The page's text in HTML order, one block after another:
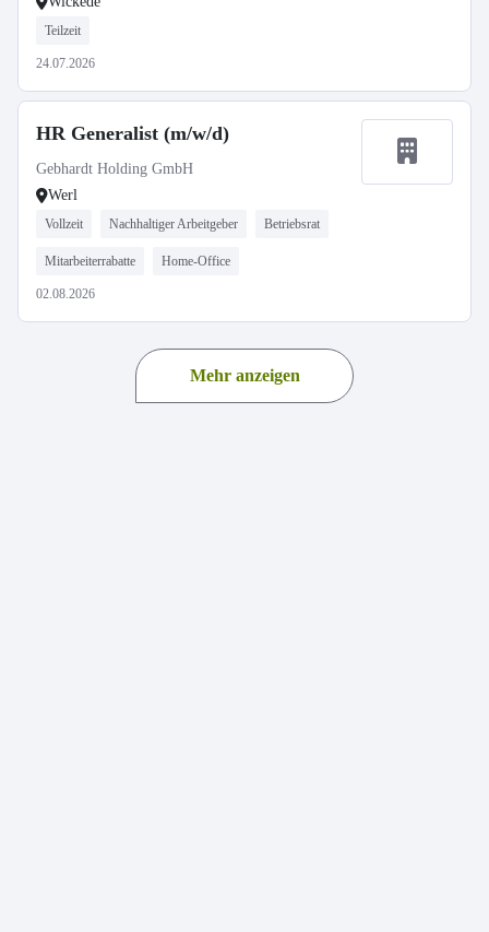
Teilzeit
24.07.2026
HR Generalist (m/w/d)
Gebhardt Holding GmbH
Werl
Vollzeit Nachhaltiger Arbeitgeber Betriebsrat
Mitarbeiterrabatte Home-Office
02.08.2026
Mehr anzeigen